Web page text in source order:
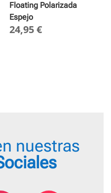
Floating Polarizada
Espejo
24,95€
nuestras